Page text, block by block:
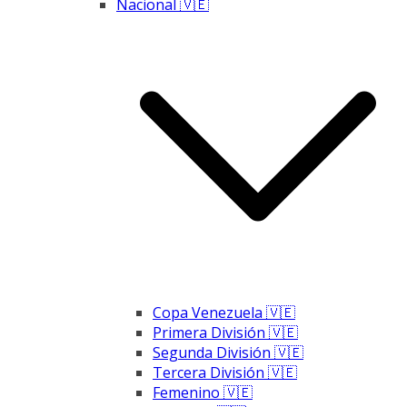
Nacional 🇻🇪
Copa Venezuela 🇻🇪
Primera División 🇻🇪
Segunda División 🇻🇪
Tercera División 🇻🇪
Femenino 🇻🇪